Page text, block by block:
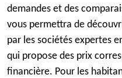
demandes et des
vous permettra de
par les sociétés expertes
qui propose des prix
financière. Pour les